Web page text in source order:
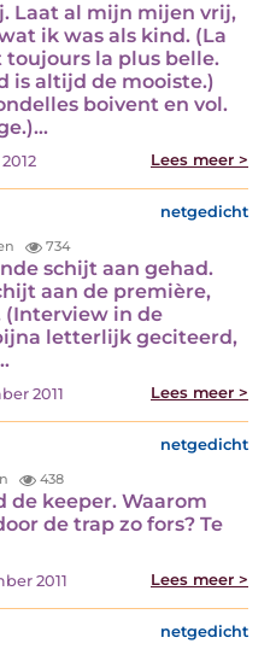
Laat al mijn mijen vrij,
ik was als kind. (La
toujours la plus belle.
is altijd de mooiste.)
boivent en vol.
Lees meer >
netgedicht
734
schijt aan gehad.
aan de première,
in de
bijna letterlijk geciteerd,
2011 Lees meer >
netgedicht
438
de keeper. Waarom
de trap zo fors? Te
2011 Lees meer >
netgedicht